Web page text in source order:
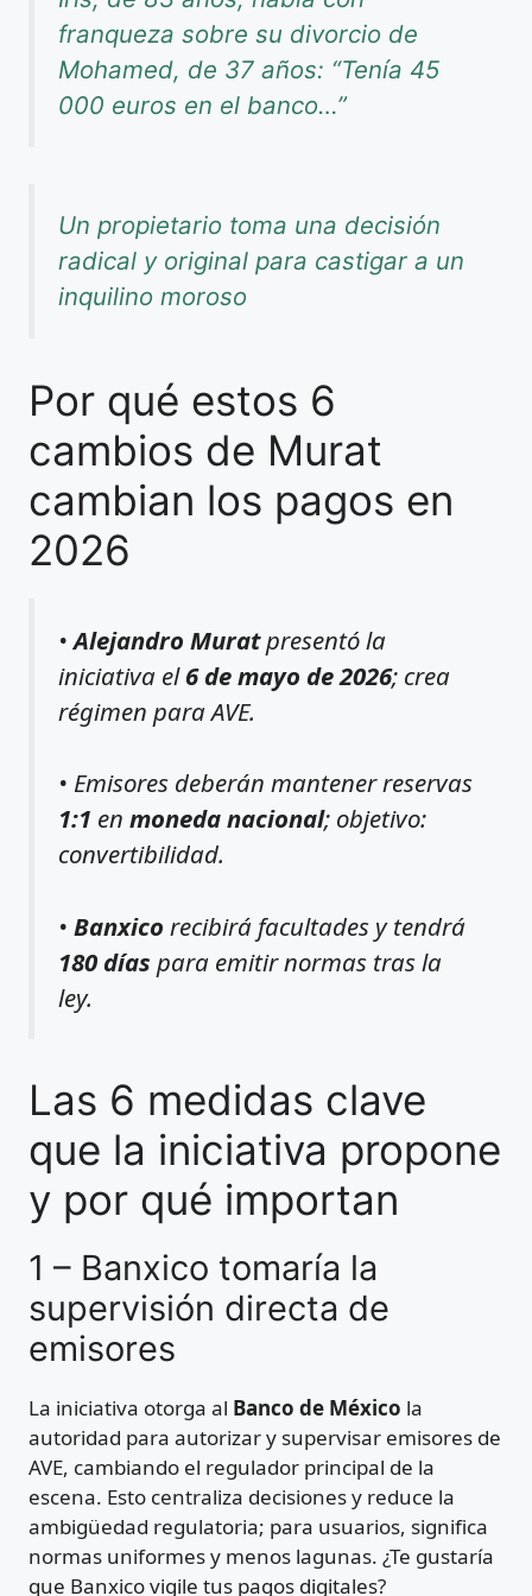
franqueza sobre su divorcio de
Mohamed, de 37 años: “Tenía 45
000 euros en el banco…”
Un propietario toma una decisión
radical y original para castigar a un
inquilino moroso
Por qué estos 6
cambios de Murat
cambian los pagos en
2026
•Alejandro Muratpresentó la
iniciativa el6 de mayo de 2026; crea
régimen para AVE.
• Emisores deberán mantener reservas
1:1 en moneda nacional; objetivo:
convertibilidad.
• Banxico recibirá facultades y tendrá
180 días para emitir normas tras la
ley.
Las 6 medidas clave
que la iniciativa propone
y por qué importan
1 – Banxico tomaría la
supervisión directa de
emisores
La iniciativa otorga al Banco de México la
autoridad para autorizar y supervisar emisores de
AVE, cambiando el regulador principal de la
escena. Esto centraliza decisiones y reduce la
ambigüedad regulatoria; para usuarios, significa
normas uniformes y menos lagunas. ¿Te gustaría
que Banxico vigile tus pagos digitales?